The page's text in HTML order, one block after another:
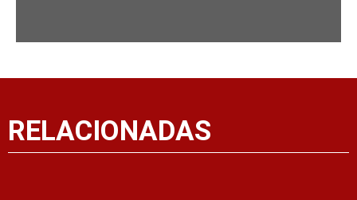
RELACIONADAS